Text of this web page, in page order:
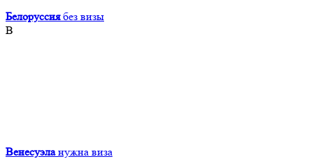
Белоруссия без визы
В
Венесуэла нужна виза